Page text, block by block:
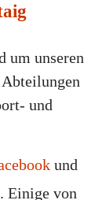
um unseren
und
und
Einige von